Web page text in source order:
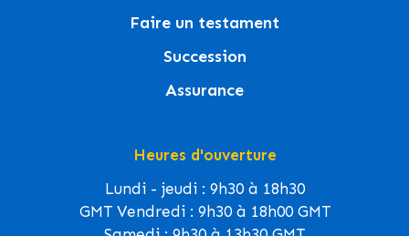
Faire un testament
Succession
Assurance
Heures d'ouverture
Lundi - jeudi : 9h30 à 18h30
GMT Vendredi : 9h30 à 18h00 GMT